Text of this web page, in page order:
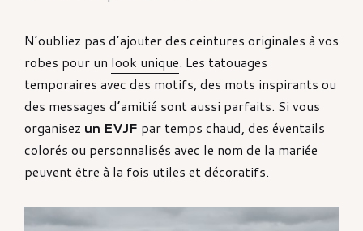
N’oubliez pas d’ajouter des ceintures originales à vos
robes pour un look unique. Les tatouages
temporaires avec des motifs, des mots inspirants ou
des messages d’amitié sont aussi parfaits. Si vous
organisez un EVJF par temps chaud, des éventails
colorés ou personnalisés avec le nom de la mariée
peuvent être à la fois utiles et décoratifs.